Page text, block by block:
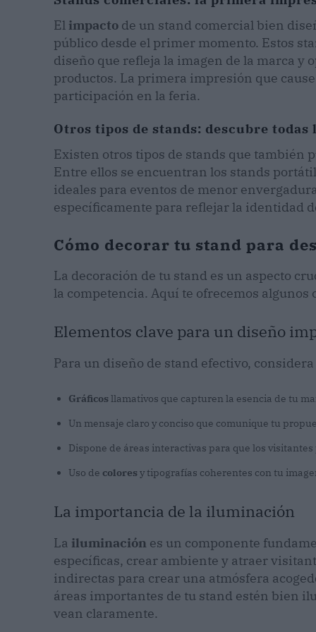
El impacto de un stand comercial bien
público desde el primer momento. Estos
diseño que refleja la imagen de la marca
productos. La primera impresión que
participación en la feria.
Otros tipos de stands: descubre todas
Existen otros tipos de stands que también
Entre ellos se encuentran los stands
ideales para eventos de menor
específicamente para reflejar la identidad
Cómo decorar tu stand para
La decoración de tu stand es un aspecto
la competencia. Aquí te ofrecemos
Elementos clave para un diseño
Para un diseño de stand efectivo,
Gráficos llamativos que capturen la esencia de tu
Un mensaje claro y conciso que comunique tu
Dispone de áreas interactivas para que los
Uso de colores y tipografías coherentes con tu
La importancia de la iluminación
La iluminación es un componente
específicas, crear ambiente y atraer
indirectas para crear una atmósfera
áreas importantes de tu stand estén bien
vean claramente.